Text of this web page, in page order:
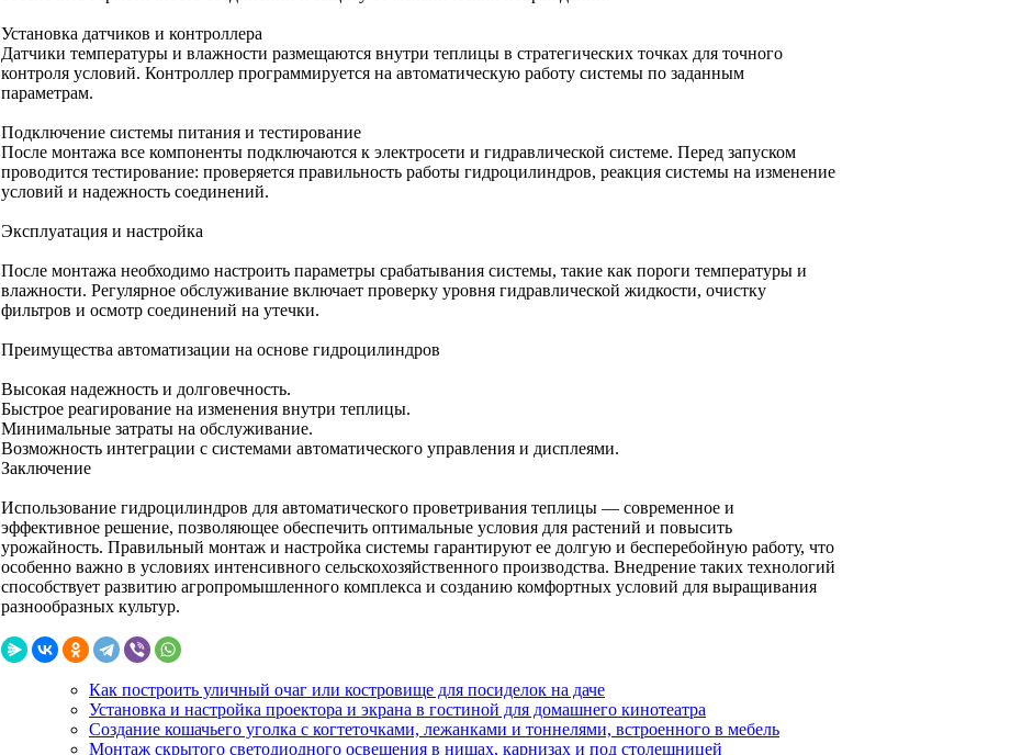
Установка датчиков и контроллера
Датчики температуры и влажности размещаются внутри теплицы в стратегических точках для точного
контроля условий. Контроллер программируется на автоматическую работу системы по заданным
параметрам.
Подключение системы питания и тестирование
После монтажа все компоненты подключаются к электросети и гидравлической системе. Перед запуском
проводится тестирование: проверяется правильность работы гидроцилиндров, реакция системы на изменение
условий и надежность соединений.
Эксплуатация и настройка
После монтажа необходимо настроить параметры срабатывания системы, такие как пороги температуры и
влажности. Регулярное обслуживание включает проверку уровня гидравлической жидкости, очистку
фильтров и осмотр соединений на утечки.
Преимущества автоматизации на основе гидроцилиндров
Высокая надежность и долговечность.
Быстрое реагирование на изменения внутри теплицы.
Минимальные затраты на обслуживание.
Возможность интеграции с системами автоматического управления и дисплеями.
Заключение
Использование гидроцилиндров для автоматического проветривания теплицы — современное и
эффективное решение, позволяющее обеспечить оптимальные условия для растений и повысить
урожайность. Правильный монтаж и настройка системы гарантируют ее долгую и бесперебойную работу, что
особенно важно в условиях интенсивного сельскохозяйственного производства. Внедрение таких технологий
способствует развитию агропромышленного комплекса и созданию комфортных условий для выращивания
разнообразных культур.
Как построить уличный очаг или костровище для посиделок на даче
Установка и настройка проектора и экрана в гостиной для домашнего кинотеатра
Создание кошачьего уголка с когтеточками, лежанками и тоннелями, встроенного в мебель
Монтаж скрытого светодиодного освещения в нишах, карнизах и под столешницей